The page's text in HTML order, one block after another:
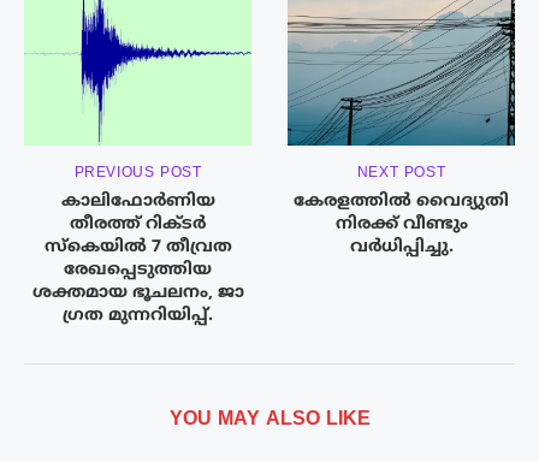
PREVIOUS POST
കാലിഫോർണിയ
തീരത്ത് റിക്ടർ
സ്‌കെയിൽ 7 തീവ്രത
രേഖപ്പെടുത്തിയ
ശക്തമായ ഭൂചലനം, ജാ​
ഗ്രത മുന്നറിയിപ്പ്.
NEXT POST
കേരളത്തിൽ വൈദ്യുതി
നിരക്ക് വീണ്ടും
വര്‍ധിപ്പിച്ചു.
YOU MAY ALSO LIKE